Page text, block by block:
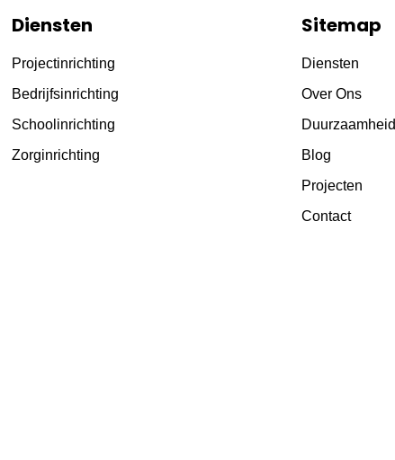
Diensten
Projectinrichting
Bedrijfsinrichting
Schoolinrichting
Zorginrichting
Sitemap
Diensten
Over Ons
Duurzaamheid
Blog
Projecten
Contact